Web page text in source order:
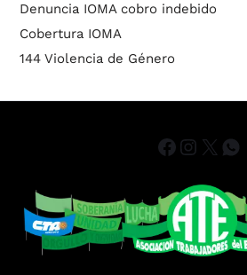
Denuncia IOMA cobro indebido
Cobertura IOMA
144 Violencia de Género